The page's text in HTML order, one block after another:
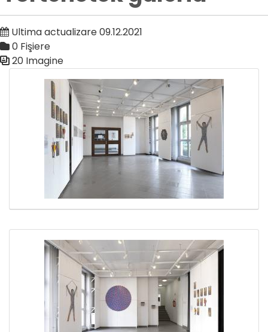
Ultima actualizare 09.12.2021
0 Fişiere
20 Imagine